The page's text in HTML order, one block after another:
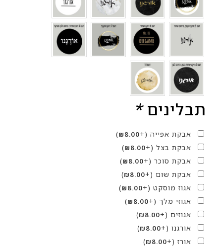
תבלינים*
אבקת אפייה (+
₪8.00
)
אבקת בצל (+
₪8.00
)
אבקת סוכר (+
₪8.00
)
אבקת שום (+
₪8.00
)
אגוז מוסקט (+
₪8.00
)
אגוזי מלך (+
₪8.00
)
אגוזים (+
₪8.00
)
אורגנו (+
₪8.00
)
אורז (+
₪8.00
)